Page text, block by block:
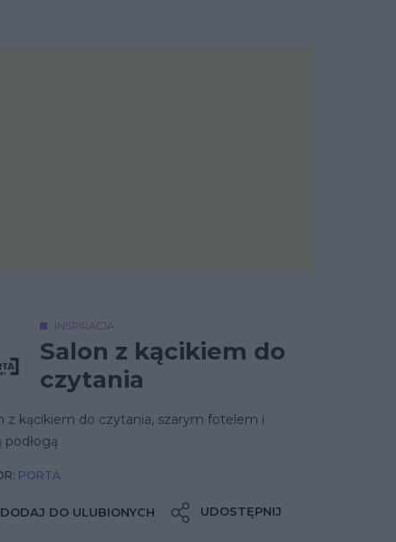
INSPIRACJA
Salon z kącikiem do
czytania
z kącikiem do czytania, szarym fotelem i
podłogą
PORTA
DODAJ DO ULUBIONYCH UDOSTĘPNIJ